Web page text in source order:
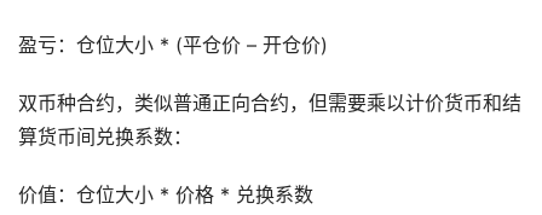
盈亏：仓位大小 * (平仓价 – 开仓价)
双币种合约，类似普通正向合约，但需要乘以计价货币和结
算货币间兑换系数：
价值：仓位大小 * 价格 * 兑换系数